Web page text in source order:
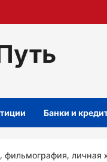
Банки и
фильмография, личная